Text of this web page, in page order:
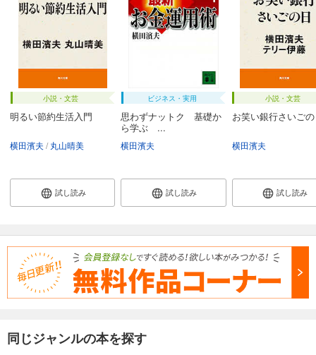
小説・文芸
明るい節約生活入門
横田濱夫 丸山晴美
試し読み
ビジネス・実用
思わずナットク 基礎か
ら学ぶ ...
横田濱夫
試し読み
小説・文芸
お笑い銀行さいご
横田濱夫
試し読み
同じジャンルの本を探す